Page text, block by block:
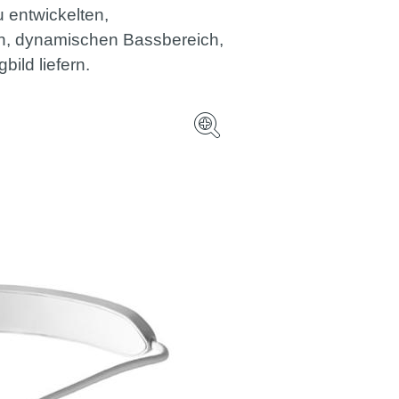
entwickelten,
dynamischen Bassbereich,
liefern.